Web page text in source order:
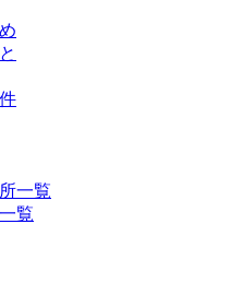
一覧
覧